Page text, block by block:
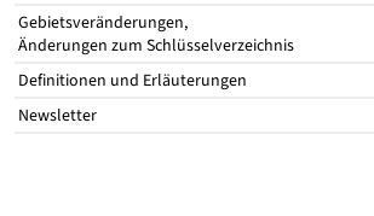
Gebietsveränderungen,
Änderungen zum Schlüsselverzeichnis
Definitionen und Erläuterungen
Newsletter